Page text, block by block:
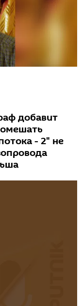
добавит
- 2" не